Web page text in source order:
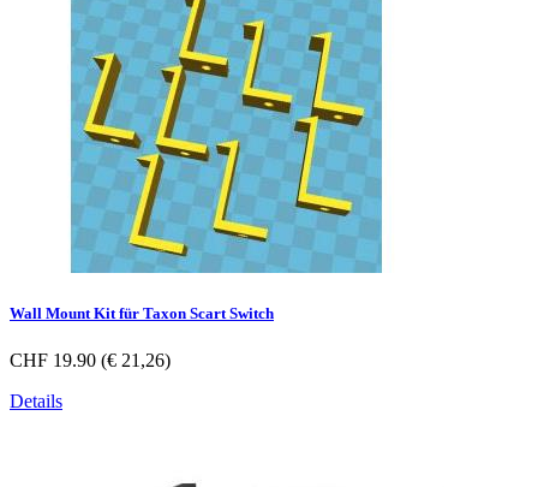
Wall Mount Kit für Taxon Scart Switch
CHF 19.90 (€ 21,26)
Details